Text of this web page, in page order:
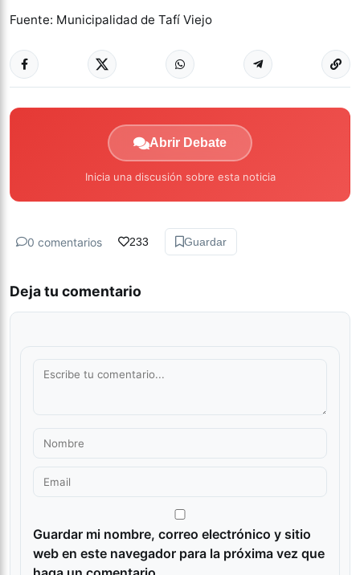
Fuente: Municipalidad de Tafí Viejo
Abrir Debate
Inicia una discusión sobre esta noticia
0 comentarios 233 Guardar
Deja tu comentario
Guardar mi nombre, correo electrónico y sitio
web en este navegador para la próxima vez que